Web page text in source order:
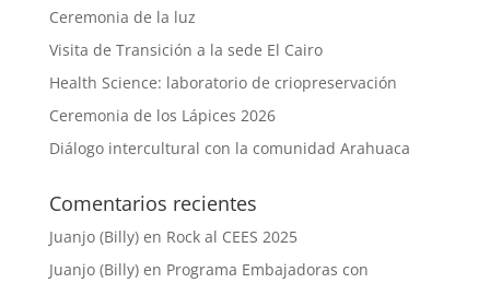
Ceremonia de la luz
Visita de Transición a la sede El Cairo
Health Science: laboratorio de criopreservación
Ceremonia de los Lápices 2026
Diálogo intercultural con la comunidad Arahuaca
Comentarios recientes
Juanjo (Billy)en Rock al CEES 2025
Juanjo (Billy)en Programa Embajadoras con